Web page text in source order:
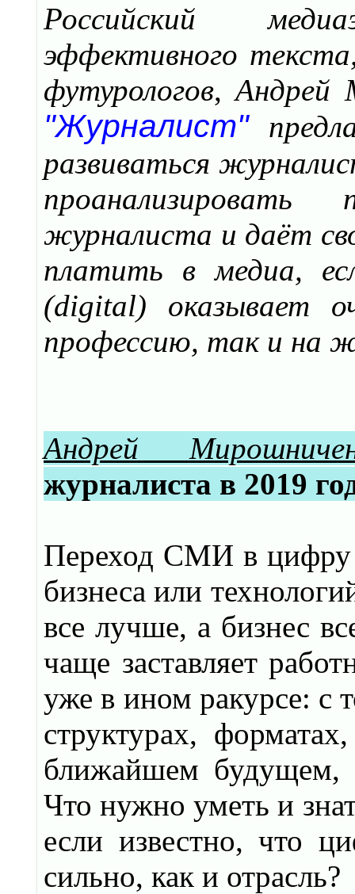
Российский
эффективного
футурологов,Андрей
"Журналист"
развиваться
проанализировать
журналиста и даёт
платить в медиа,
(digital) оказывает
профессию, так и на
Андрей
журналиста в 2019
Переход СМИ в цифру
бизнеса или
все лучше, а бизнес
чаще заставляет
уже в ином ракурсе: с
структурах,
ближайшем будущем,
Что нужно уметь и
если известно, что
сильно, как и отрасль?